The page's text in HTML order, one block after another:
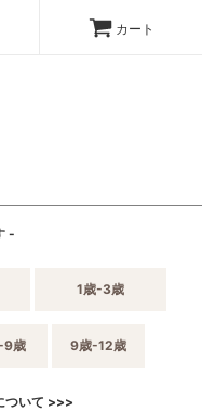
カート
-
1歳-3歳
9歳 9歳-12歳
ついて >>>